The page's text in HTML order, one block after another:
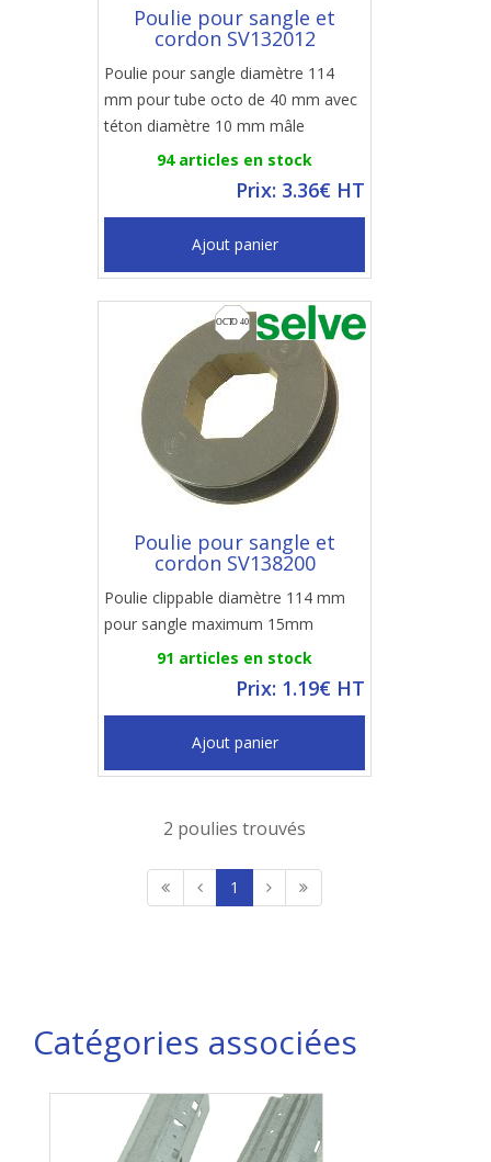
Poulie pour sangle et
cordon SV132012
Poulie pour sangle diamètre 114
mm pour tube octo de 40 mm avec
téton diamètre 10 mm mâle
94 articles en stock
Prix: 3.36€ HT
Ajout panier
Poulie pour sangle et
cordon SV138200
Poulie clippable diamètre 114 mm
pour sangle maximum 15mm
91 articles en stock
Prix: 1.19€ HT
Ajout panier
2 poulies trouvés
1
Catégories associées